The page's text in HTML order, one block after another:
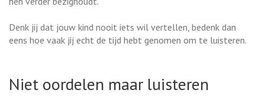
Denk jij dat jouw kind nooit iets wil vertellen, bedenk dan
eens hoe vaak jij echt de tijd hebt genomen om te luisteren.
Niet oordelen maar luisteren